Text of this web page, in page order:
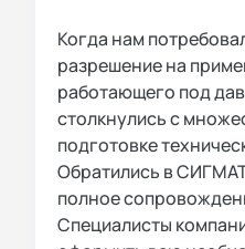
Когда нам
разрешение на
работающего под
столкнулись с
подготовке
Обратились в
полное
Специалисты